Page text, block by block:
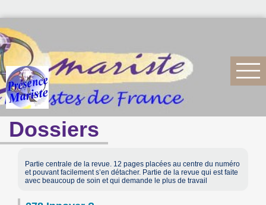
Dossiers
Partie centrale de la revue. 12 pages placées au centre du numéro
et pouvant facilement s’en détacher. Partie de la revue qui est faite
avec beaucoup de soin et qui demande le plus de travail